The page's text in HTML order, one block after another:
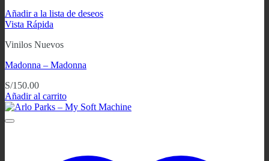
Añadir a la lista de deseos
Vista Rápida
Vinilos Nuevos
Madonna – Madonna
S/150.00
Añadir al carrito